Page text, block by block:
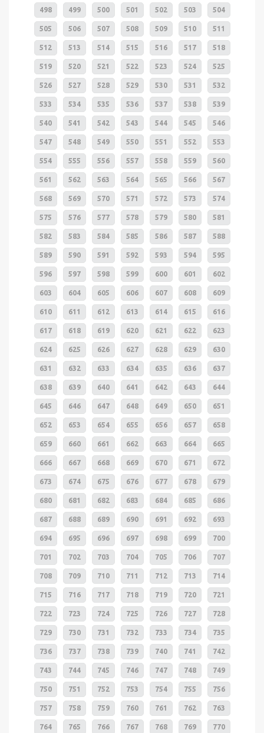
498 499 500 501 502 503 504
505 506 507 508 509 510 511
512 513 514 515 516 517 518
519 520 521 522 523 524 525
526 527 528 529 530 531 532
533 534 535 536 537 538 539
540 541 542 543 544 545 546
547 548 549 550 551 552 553
554 555 556 557 558 559 560
561 562 563 564 565 566 567
568 569 570 571 572 573 574
575 576 577 578 579 580 581
582 583 584 585 586 587 588
589 590 591 592 593 594 595
596 597 598 599 600 601 602
603 604 605 606 607 608 609
610 611 612 613 614 615 616
617 618 619 620 621 622 623
624 625 626 627 628 629 630
631 632 633 634 635 636 637
638 639 640 641 642 643 644
645 646 647 648 649 650 651
652 653 654 655 656 657 658
659 660 661 662 663 664 665
666 667 668 669 670 671 672
673 674 675 676 677 678 679
680 681 682 683 684 685 686
687 688 689 690 691 692 693
694 695 696 697 698 699 700
701 702 703 704 705 706 707
708 709 710 711 712 713 714
715 716 717 718 719 720 721
722 723 724 725 726 727 728
729 730 731 732 733 734 735
736 737 738 739 740 741 742
743 744 745 746 747 748 749
750 751 752 753 754 755 756
757 758 759 760 761 762 763
764 765 766 767 768 769 770